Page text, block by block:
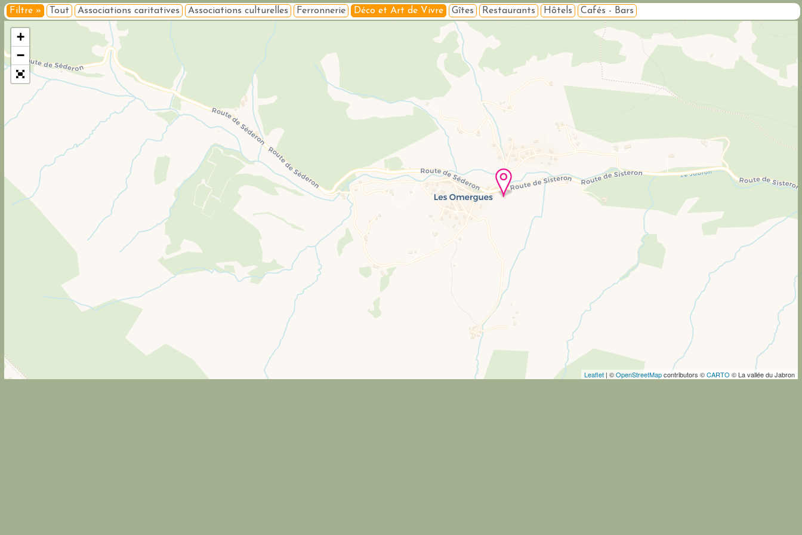
Filtre » Tout Associations caritatives Associations culturelles Ferronnerie Déco et Art de Vivre Gîtes Restaurants Hôtels Cafés - Bars
Veuillez patienter pendant le chargement de la carte...
+
−
Leaflet | ©OpenStreetMapcontributors ©CARTO © La vallée du Jabron